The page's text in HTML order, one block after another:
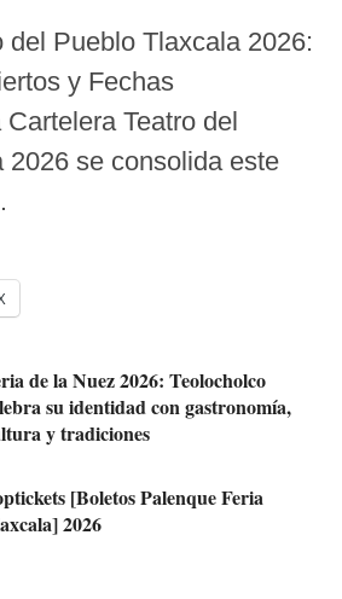
del Pueblo Tlaxcala 2026:
y Fechas
Teatro del
2026 se consolida este
de la Nuez 2026: Teolocholco
su identidad con gastronomía,
y tradiciones
[Boletos Palenque Feria
2026